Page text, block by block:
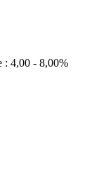
: 4,00 - 8,00%